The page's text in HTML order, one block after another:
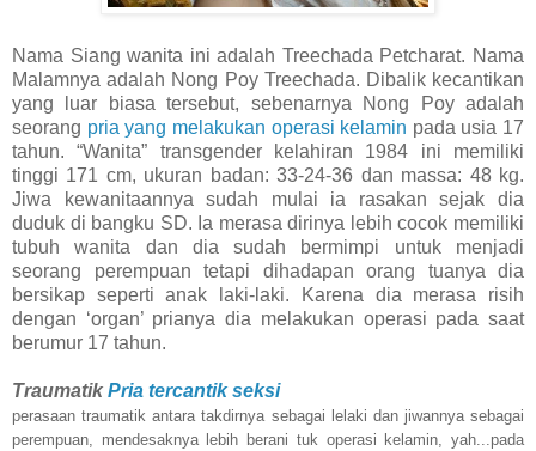
Nama Siang wanita ini adalah Treechada Petcharat. Nama
Malamnya adalah Nong Poy Treechada. Dibalik kecantikan
yang luar biasa tersebut, sebenarnya Nong Poy adalah
seorang pria yang melakukan operasi kelamin pada usia 17
tahun. “Wanita” transgender kelahiran 1984 ini memiliki
tinggi 171 cm, ukuran badan: 33-24-36 dan massa: 48 kg.
Jiwa kewanitaannya sudah mulai ia rasakan sejak dia
duduk di bangku SD. Ia merasa dirinya lebih cocok memiliki
tubuh wanita dan dia sudah bermimpi untuk menjadi
seorang perempuan tetapi dihadapan orang tuanya dia
bersikap seperti anak laki-laki. Karena dia merasa risih
dengan ‘organ’ prianya dia melakukan operasi pada saat
berumur 17 tahun.
Traumatik Pria tercantik seksi
perasaan traumatik antara takdirnya sebagai lelaki dan jiwannya sebagai
perempuan, mendesaknya lebih berani tuk operasi kelamin, yah...pada